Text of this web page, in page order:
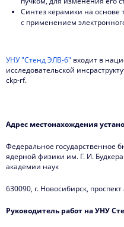
Синтез керамики на основе
с применением
УНУ "Стенд ЭЛВ-6" входит в
исследовательской
ckp-rf.
Адрес местонахождения
Федеральное государственное
ядерной физики им. Г. И.
академии наук
630090, г. Новосибирск,
Руководитель работ на УНУ